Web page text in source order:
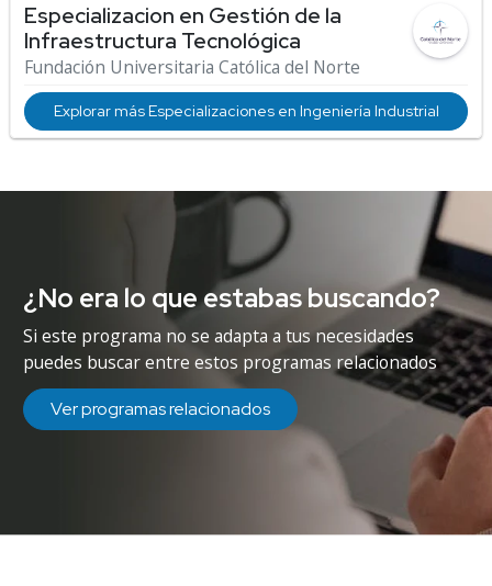
Especializacion en Gestión de la
Infraestructura Tecnológica
Fundación Universitaria Católica del Norte
Explorar más Especializaciones en Ingeniería Industrial
¿No era lo que estabas buscando?
Si este programa no se adapta a tus necesidades
puedes buscar entre estos programas relacionados
Ver programas relacionados